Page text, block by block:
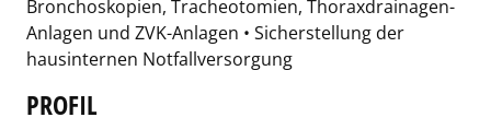
Bronchoskopien, Tracheotomien, Thoraxdrainagen-
Anlagen und ZVK-Anlagen • Sicherstellung der
hausinternen Notfallversorgung
PROFIL